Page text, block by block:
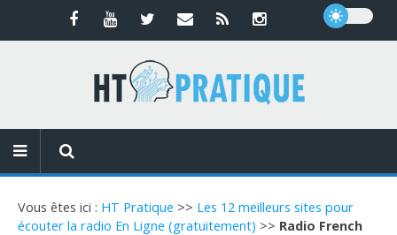
Vous êtes ici : HT Pratique >> Les 12 meilleurs sites pour
écouter la radio En Ligne (gratuitement) >> Radio French